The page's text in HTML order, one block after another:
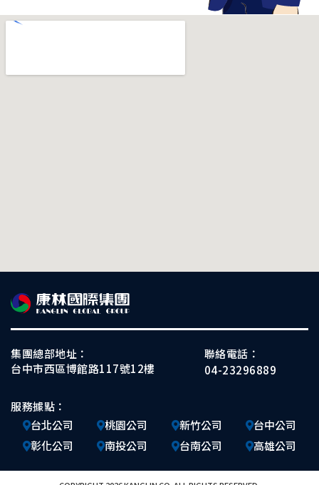
集團總部地址：
台中市西區博館路117號12樓
聯絡電話：
04-23296889
服務據點：
台北公司
桃園公司 新竹公司
台中公司
彰化公司
南投公司 台南公司 高雄公司